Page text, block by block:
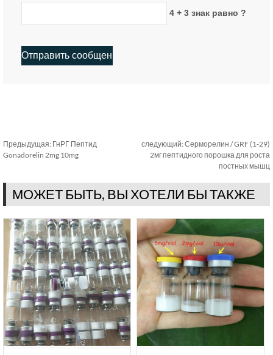
4 + 3 знак равно ?
Предыдущая: ГнРГ Пептид
Gonadorelin 2mg 10mg
следующий: Серморелин / GRF (1-29)
2мг пептидного порошка для роста
постных мышц
МОЖЕТ БЫТЬ, ВЫ ХОТЕЛИ БЫ ТАКЖЕ